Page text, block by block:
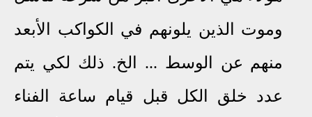
وموت الذين يلونهم في الكواكب الأبعد
منهم عن الوسط ... الخ. ذلك لكي يتم
عدد خلق الكل قبل قيام ساعة الفناء